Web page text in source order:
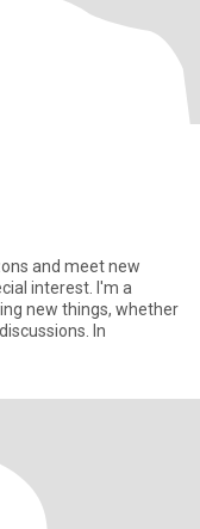
and meet new
interest. I'm a
new things, whether
In